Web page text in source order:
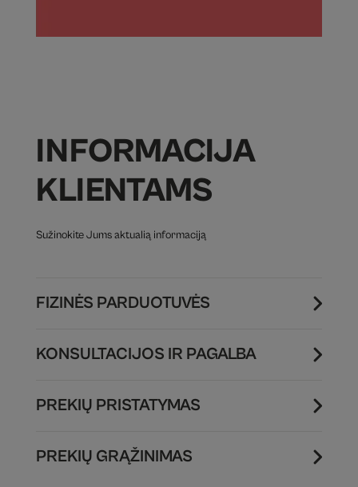
INFORMACIJA
KLIENTAMS
Sužinokite Jums aktualią informaciją
FIZINĖS PARDUOTUVĖS
KONSULTACIJOS IR PAGALBA
PREKIŲ PRISTATYMAS
PREKIŲ GRĄŽINIMAS